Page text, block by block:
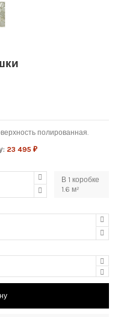
полированная.
23 495 ₽
В 1 коробке
1.6 м²